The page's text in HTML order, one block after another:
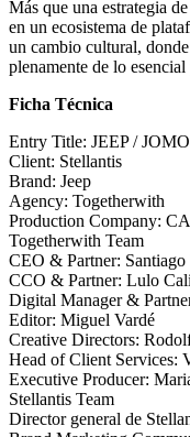
Más que una estrategia
en un ecosistema de
un cambio cultural,
plenamente de lo esencial
Ficha Técnica
Entry Title: JEEP / JOMO
Client: Stellantis
Brand: Jeep
Agency: Togetherwith
Production Company:
Togetherwith Team
CEO & Partner: Santiago
CCO & Partner: Lulo
Digital Manager &
Editor: Miguel Vardé
Creative Directors:
Head of Client Services:
Executive Producer:
Stellantis Team
Director general de